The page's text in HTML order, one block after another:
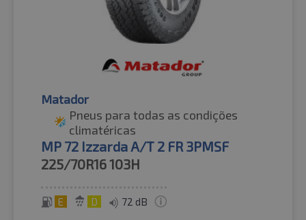
Matador
Pneus para todas as condições
climatéricas
MP 72 Izzarda A/T 2 FR 3PMSF
225/70R16103H
E D 72 dB